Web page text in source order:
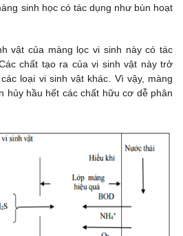
sinh học có tác dụng như bùn hoạt
vật của màng lọc vi sinh này có tác
chất tạo ra của vi sinh vật này trở
loại vi sinh vật khác. Vì vậy, màng
hủy hầu hết các chất hữu cơ dễ phân